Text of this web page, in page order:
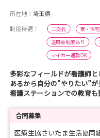
所在地： 埼玉県
制度待遇：
二交代 寮・住
退職金制度あり
マイカー通勤OK
多彩なフィールドが看護師
あるから自分の"やりたい”
看護ステーションでの教育
合同募集
医療生協さいたま生活協同